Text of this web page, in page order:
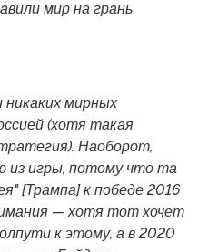
мир на грань
мирных
(хотя такая
Наоборот,
игры, потому что та
[Трампа] к победе 2016
— хотя тот хочет
к этому, а в 2020